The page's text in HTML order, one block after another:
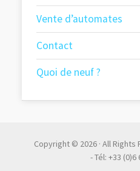
Vente d’automates
Contact
Quoi de neuf ?
Copyright © 2026 · All Rights
- Tél: +33 (0)6